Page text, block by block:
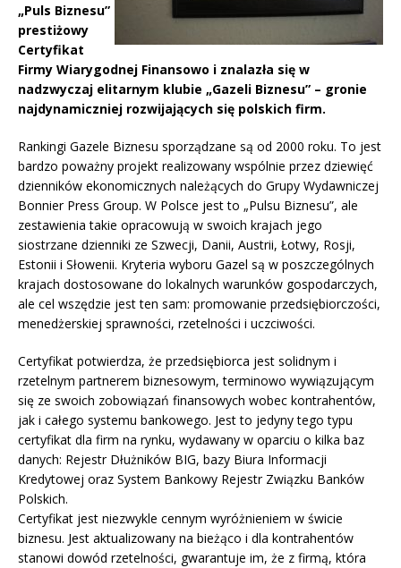
„Puls Biznesu”
prestiżowy
Certyfikat
Firmy Wiarygodnej Finansowo i znalazła się w
nadzwyczaj elitarnym klubie „Gazeli Biznesu” – gronie
najdynamiczniej rozwijających się polskich firm.
Rankingi Gazele Biznesu sporządzane są od 2000 roku. To jest
bardzo poważny projekt realizowany wspólnie przez dziewięć
dzienników ekonomicznych należących do Grupy Wydawniczej
Bonnier Press Group. W Polsce jest to „Pulsu Biznesu”, ale
zestawienia takie opracowują w swoich krajach jego
siostrzane dzienniki ze Szwecji, Danii, Austrii, Łotwy, Rosji,
Estonii i Słowenii. Kryteria wyboru Gazel są w poszczególnych
krajach dostosowane do lokalnych warunków gospodarczych,
ale cel wszędzie jest ten sam: promowanie przedsiębiorczości,
menedżerskiej sprawności, rzetelności i uczciwości.
Certyfikat potwierdza, że przedsiębiorca jest solidnym i
rzetelnym partnerem biznesowym, terminowo wywiązującym
się ze swoich zobowiązań finansowych wobec kontrahentów,
jak i całego systemu bankowego. Jest to jedyny tego typu
certyfikat dla firm na rynku, wydawany w oparciu o kilka baz
danych: Rejestr Dłużników BIG, bazy Biura Informacji
Kredytowej oraz System Bankowy Rejestr Związku Banków
Polskich.
Certyfikat jest niezwykle cennym wyróżnieniem w świcie
biznesu. Jest aktualizowany na bieżąco i dla kontrahentów
stanowi dowód rzetelności, gwarantuje im, że z firmą, która